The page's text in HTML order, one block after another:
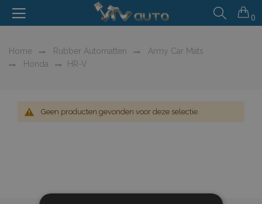
0
Home Rubber Automatten
Army Car Mats
Honda
HR-V
Geen producten gevonden voor deze selectie.